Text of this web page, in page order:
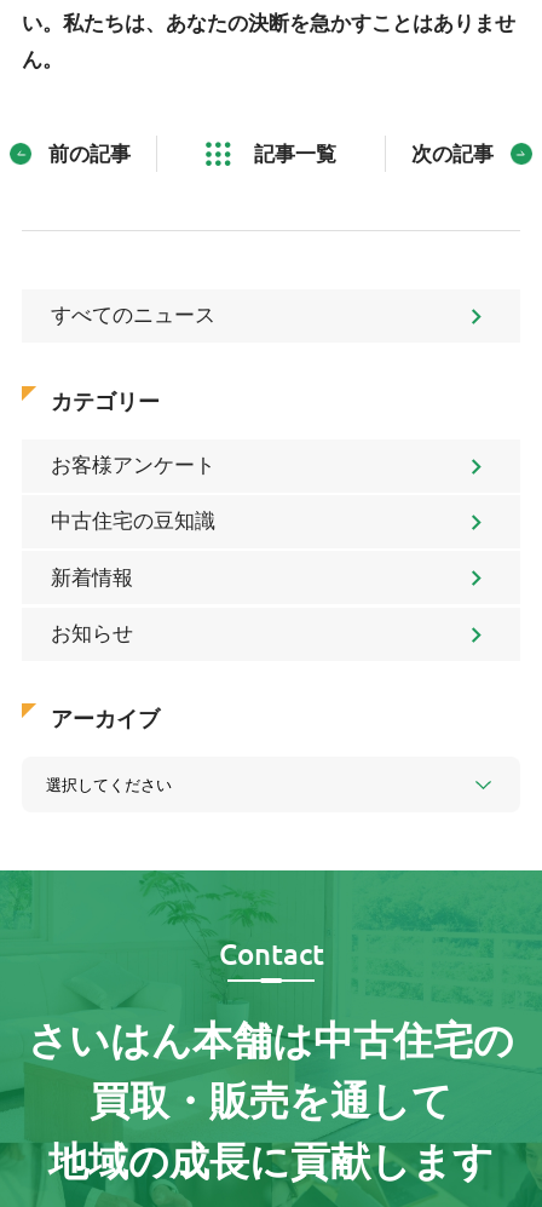
い。私たちは、あなたの決断を急かすことはありませ
ん。
前の記事 記事一覧 次の記事
すべてのニュース
カテゴリー
お客様アンケート
中古住宅の豆知識
新着情報
お知らせ
アーカイブ
Contact
さいはん本舗は中古住宅の
買取・販売を通して
地域の成長に貢献します